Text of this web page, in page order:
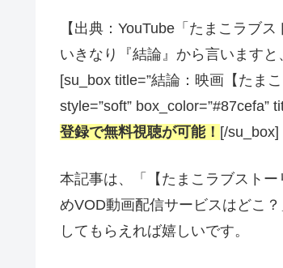
【出典：YouTube「たまこラブ
いきなり『結論』から言いますと
[su_box title=”結論：映画【たま
style=”soft” box_color=”#87cefa”
登録で無料視聴が可能！ [/su_box]
本記事は、「【たまこラブスト
めVOD動画配信サービスはどこ
してもらえれば嬉しいです。